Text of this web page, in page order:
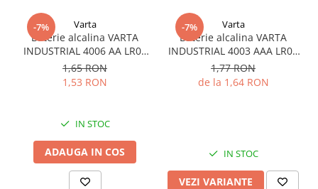
-7% Varta
Baterie alcalina VARTA
INDUSTRIAL 4006 AA LR06
1.5V bulk
1,65 RON
1,53 RON
IN STOC
ADAUGA IN COS
-7% Varta
Baterie alcalina VARTA
INDUSTRIAL 4003 AAA LR03
1.5V
1,77 RON
de la 1,64 RON
IN STOC
VEZI VARIANTE